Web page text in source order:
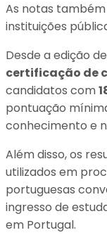
As notas
instituições
Desde a edição
certificação de
candidatos com
pontuação
conhecimento e
Além disso, os
utilizados em
portuguesas
ingresso de
em Portugal.